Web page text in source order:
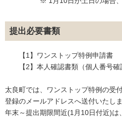
提出必要書類
【1】ワンストップ特例申請書
【2】本人確認書類（個人番号確
太良町では、ワンストップ特例の受
登録のメールアドレスへ送付いたしま
年末～提出期限間近(1月10日付近)は